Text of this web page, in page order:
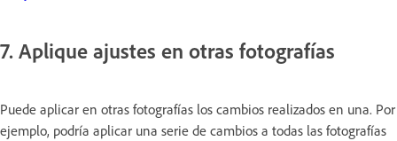
7. Aplique ajustes en otras fotografías
Puede aplicar en otras fotografías los cambios realizados en una. Por
ejemplo, podría aplicar una serie de cambios a todas las fotografías